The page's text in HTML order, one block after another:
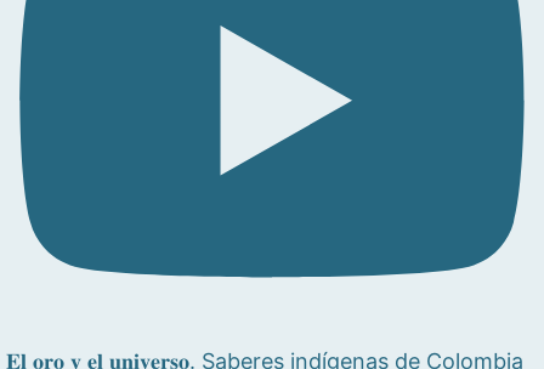
𝐄𝐥 𝐨𝐫𝐨 𝐲 𝐞𝐥 𝐮𝐧𝐢𝐯𝐞𝐫𝐬𝐨. Saberes indígenas de Colombia